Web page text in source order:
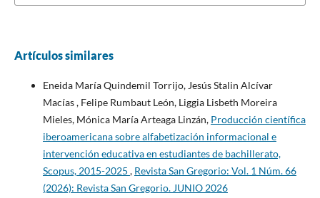
Artículos similares
Eneida María Quindemil Torrijo, Jesús Stalin Alcívar
Macías , Felipe Rumbaut León, Liggia Lisbeth Moreira
Mieles, Mónica María Arteaga Linzán, Producción científica
iberoamericana sobre alfabetización informacional e
intervención educativa en estudiantes de bachillerato,
Scopus, 2015-2025 , Revista San Gregorio: Vol. 1 Núm. 66
(2026): Revista San Gregorio. JUNIO 2026